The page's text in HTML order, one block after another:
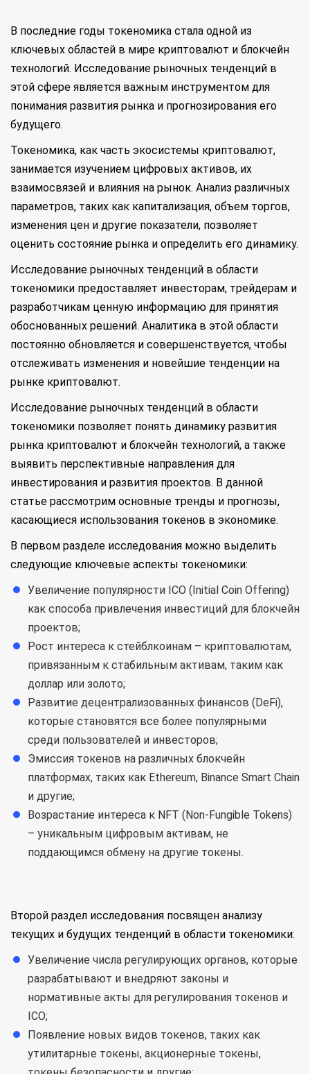
В последние годы токеномика стала одной из
ключевых областей в мире криптовалют и блокчейн
технологий. Исследование рыночных тенденций в
этой сфере является важным инструментом для
понимания развития рынка и прогнозирования его
будущего.
Токеномика, как часть экосистемы криптовалют,
занимается изучением цифровых активов, их
взаимосвязей и влияния на рынок. Анализ различных
параметров, таких как капитализация, объем торгов,
изменения цен и другие показатели, позволяет
оценить состояние рынка и определить его динамику.
Исследование рыночных тенденций в области
токеномики предоставляет инвесторам, трейдерам и
разработчикам ценную информацию для принятия
обоснованных решений. Аналитика в этой области
постоянно обновляется и совершенствуется, чтобы
отслеживать изменения и новейшие тенденции на
рынке криптовалют.
Исследование рыночных тенденций в области
токеномики позволяет понять динамику развития
рынка криптовалют и блокчейн технологий, а также
выявить перспективные направления для
инвестирования и развития проектов. В данной
статье рассмотрим основные тренды и прогнозы,
касающиеся использования токенов в экономике.
В первом разделе исследования можно выделить
следующие ключевые аспекты токеномики:
Увеличение популярности ICO (Initial Coin Offering)
как способа привлечения инвестиций для блокчейн
проектов;
Рост интереса к стейблкоинам – криптовалютам,
привязанным к стабильным активам, таким как
доллар или золото;
Развитие децентрализованных финансов (DeFi),
которые становятся все более популярными
среди пользователей и инвесторов;
Эмиссия токенов на различных блокчейн
платформах, таких как Ethereum, Binance Smart Chain
и другие;
Возрастание интереса к NFT (Non-Fungible Tokens)
– уникальным цифровым активам, не
поддающимся обмену на другие токены.
Второй раздел исследования посвящен анализу
текущих и будущих тенденций в области токеномики:
Увеличение числа регулирующих органов, которые
разрабатывают и внедряют законы и
нормативные акты для регулирования токенов и
ICO;
Появление новых видов токенов, таких как
утилитарные токены, акционерные токены,